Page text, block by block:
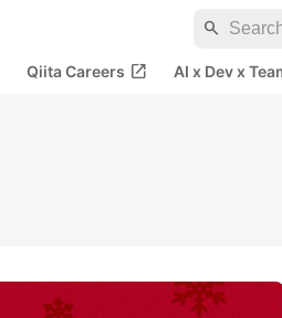
search
Qiita Careers open_in_new AI x Dev x